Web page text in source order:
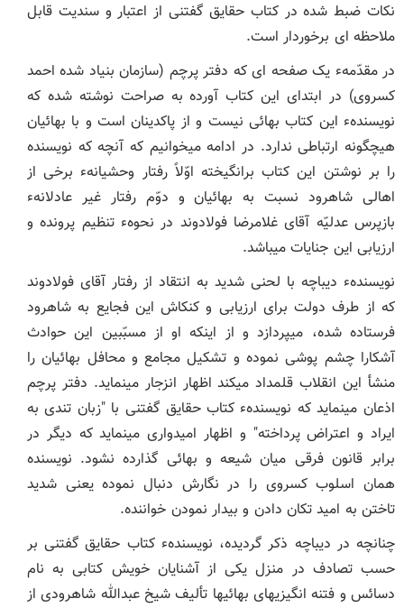
نکات ضبط شده در کتاب حقایق گفتنی از اعتبار و سندیت قابل
ملاحظه ای برخوردار است.
در مقدّمهء یک صفحه ‏ای که دفتر پرچم (سازمان بنیاد شده احمد
کسروی) در ابتدای این کتاب آورده به صراحت نوشته شده که
نویسندهء این کتاب بهائی نیست و از پاکدینان است و با بهائیان
هیچگونه ارتباطی ندارد. در ادامه می‏خوانیم که آنچه که نویسنده
را بر نوشتن این کتاب برانگیخته اوّلاً رفتار وحشیانهء برخی از
اهالی شاهرود نسبت به بهائیان و دوّم رفتار غیر عادلانهء
بازپرس عدلیّه آقای غلامرضا فولادوند در نحوهء تنظیم پرونده و
ارزیابی این جنایات می‏باشد.
نویسندهء دیباچه با لحنی شدید به انتقاد از رفتار آقای فولادوند
که از طرف دولت برای ارزیابی و کنکاش این فجایع به شاهرود
فرستاده شده، می‏پردازد و از اینکه او از مسبّبین این حوادث
آشکارا چشم ‏پوشی نموده و تشکیل مجامع و محافل بهائیان را
منشأ این انقلاب قلمداد می‏کند اظهار انزجار می‏نماید. دفتر پرچم
اذعان می‏نماید که نویسندهء کتاب حقایق گفتنی با "زبان تندی به
ایراد و اعتراض پرداخته" و اظهار امیدواری می‏نماید که دیگر در
برابر قانون فرقی میان شیعه و بهائی گذارده نشود. نویسنده
همان اسلوب کسروی را در نگارش دنبال نموده یعنی شدید
تاختن به امید تکان دادن و بیدار نمودن خواننده.
چنانچه در دیباچه ذکر گردیده، نویسندهء کتاب حقایق گفتنی بر
حسب تصادف در منزل یکی از آشنایان خویش کتابی به نام
دسائس و فتنه ‏انگیزی‏های بهائی‏ها تألیف شیخ عبدالله شاهرودی از